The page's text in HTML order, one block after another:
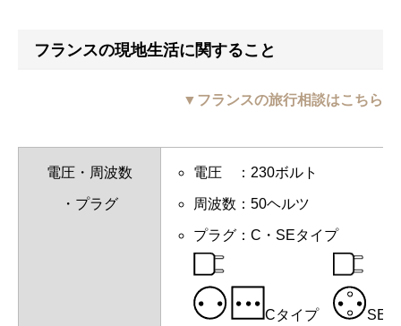
フランスの現地生活に関すること
▼フランスの旅行相談はこちら
電圧・周波数
・プラグ
電圧 ：230ボルト
周波数：50ヘルツ
プラグ：C・SEタイプ
Cタイプ SE